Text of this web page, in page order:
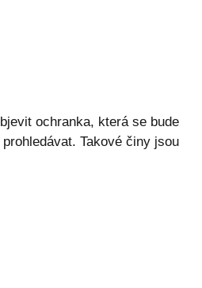
ochranka, která se bude
Takové činy jsou